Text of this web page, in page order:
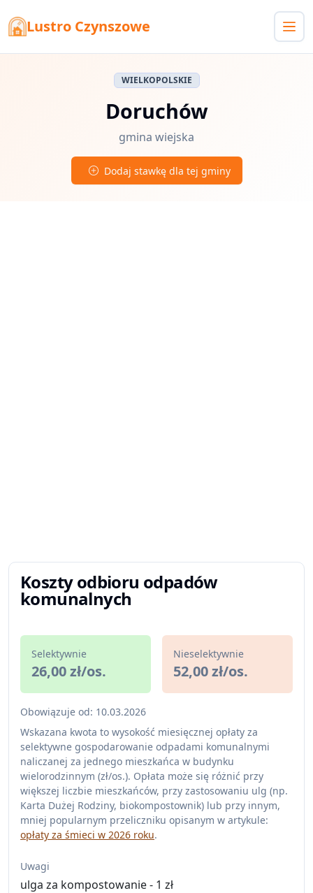
Lustro Czynszowe
WIELKOPOLSKIE
Doruchów
gmina wiejska
Dodaj stawkę dla tej gminy
Koszty odbioru odpadów
komunalnych
Selektywnie
26,00 zł/os.
Nieselektywnie
52,00 zł/os.
Obowiązuje od: 10.03.2026
Wskazana kwota to wysokość miesięcznej opłaty za
selektywne gospodarowanie odpadami komunalnymi
naliczanej za jednego mieszkańca w budynku
wielorodzinnym (zł/os.). Opłata może się różnić przy
większej liczbie mieszkańców, przy zastosowaniu ulg (np.
Karta Dużej Rodziny, biokompostownik) lub przy innym,
mniej popularnym przeliczniku opisanym w artykule:
opłaty za śmieci w 2026 roku.
Uwagi
ulga za kompostowanie - 1 zł